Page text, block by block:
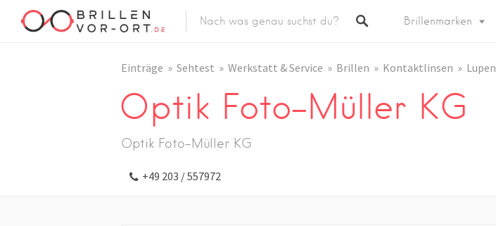
Brillenmarken
Einträge Sehtest Werkstatt & Service Brillen Kontaktlinsen Lupen
Optik Foto-Müller KG
Optik Foto-Müller KG
+49 203 / 557972